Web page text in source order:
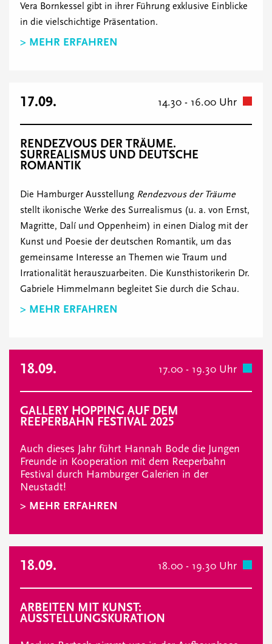
Vera Bornkessel gibt in ihrer Führung exklusive Einblicke
in die vielschichtige Präsentation.
> MEHR ERFAHREN
17.09. 14.30 - 16.00 Uhr
RENDEZVOUS DER TRÄUME.
SURREALISMUS UND DEUTSCHE
ROMANTIK
Die Hamburger Ausstellung Rendezvous der Träume
stellt ikonische Werke des Surrealismus (u. a. von Ernst,
Magritte, Dalí und Oppenheim) in einen Dialog mit der
Kunst und Poesie der deutschen Romantik, um das
gemeinsame Interesse an Themen wie Traum und
Irrationalität herauszuarbeiten. Die Kunsthistorikerin Dr.
Gabriele Himmelmann begleitet Sie durch die Schau.
> MEHR ERFAHREN
18.09. 17.00 - 19.30 Uhr
GALLERY HOPPING AUF DEM
REEPERBAHN FESTIVAL 2025
Auch dieses Jahr führt Hannah Bode die Jungen
Freunde in Kooperation mit dem Reeperbahn
Festival durch Hamburger Galerien in der
Neustadt!
> MEHR ERFAHREN
18.09. 18.00 - 19.30 Uhr
ARBEITEN MIT KUNST:
AUSSTELLUNGSKURATION